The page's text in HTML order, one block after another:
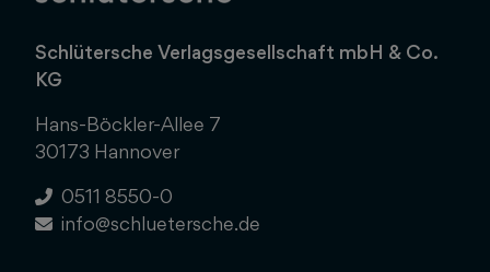
Schlütersche Verlagsgesellschaft mbH & Co.
KG
Hans-Böckler-Allee 7
30173 Hannover
0511 8550-0
info@schluetersche.de